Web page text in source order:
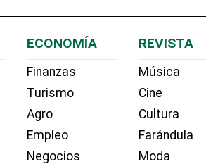
ECONOMÍA
Finanzas
Turismo
Agro
Empleo
Negocios
REVISTA
Música
Cine
Cultura
Farándula
Moda